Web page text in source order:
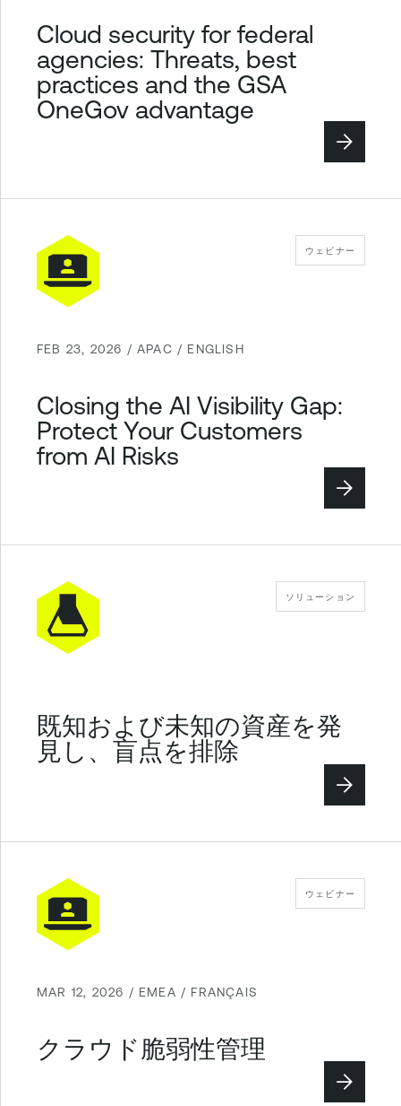
Cloud security for federal
agencies: Threats, best
practices and the GSA
OneGov advantage
ウェビナー
FEB 23, 2026 / APAC / ENGLISH
Closing the AI Visibility Gap:
Protect Your Customers
from AI Risks
ソリューション
既知および未知の資産を発
見し、盲点を排除
ウェビナー
MAR 12, 2026 / EMEA / FRANÇAIS
クラウド脆弱性管理